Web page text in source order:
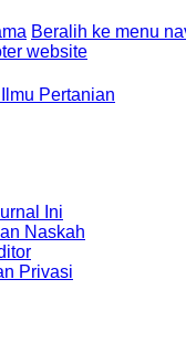
Beralih ke menu
website
Ini
Naskah
Privasi